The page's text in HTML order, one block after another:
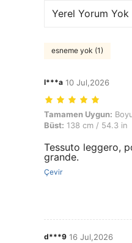
Yerel Yorum Yok
esneme yok (1)
l***a 10 Jul,2026
Tamamen Uygun: Boyuta
Tamamen Uygun:
Büst: 138 cm / 54.3 in
Tessuto leggero,
grande.
Çevir
d***9 16 Jul,2026